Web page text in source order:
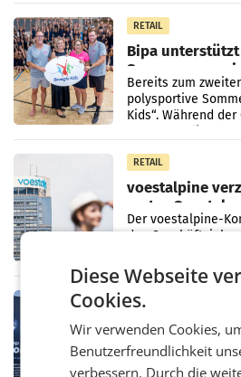
RETAIL
Bipa
Sommercamps
Bereits zum
polysportive
Kids“. Während
RETAIL
voestalpine
erstes Quartal
Der voestalpine-
des
Juni 2026) ein
Der Umsatz stieg
Vorjahresperiode
RETAIL
Kühl-Spray: SN
Cool“ auf den
Die SN Sports
der Firma
Diese Webseite
Cookies.
Wir verwenden Cookies,
Benutzerfreundlichkeit
verbessern. Durch die